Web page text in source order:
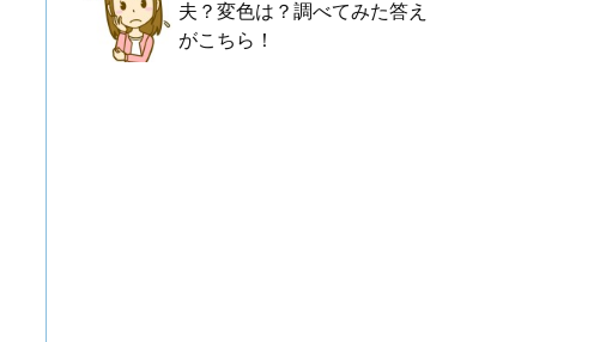
夫？変色は？調べてみた答え
がこちら！